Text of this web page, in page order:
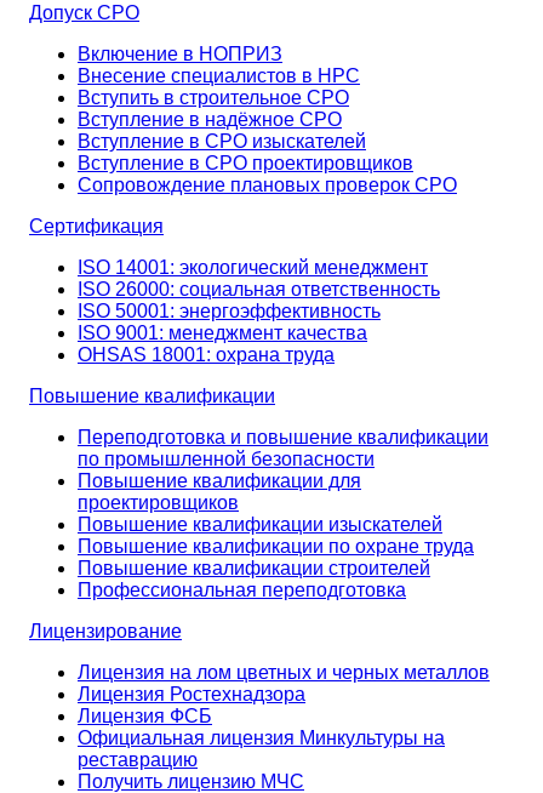
Допуск СРО
Включение в НОПРИЗ
Внесение специалистов в НРС
Вступить в строительное СРО
Вступление в надёжное СРО
Вступление в СРО изыскателей
Вступление в СРО проектировщиков
Сопровождение плановых проверок СРО
Сертификация
ISO 14001: экологический менеджмент
ISO 26000: социальная ответственность
ISO 50001: энергоэффективность
ISO 9001: менеджмент качества
OHSAS 18001: охрана труда
Повышение квалификации
Переподготовка и повышение квалификации
по промышленной безопасности
Повышение квалификации для
проектировщиков
Повышение квалификации изыскателей
Повышение квалификации по охране труда
Повышение квалификации строителей
Профессиональная переподготовка
Лицензирование
Лицензия на лом цветных и черных металлов
Лицензия Ростехнадзора
Лицензия ФСБ
Официальная лицензия Минкультуры на
реставрацию
Получить лицензию МЧС